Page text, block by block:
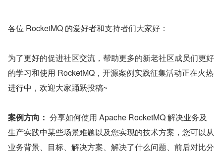
各位 RocketMQ 的爱好者和支持者们大家好：
为了更好的促进社区交流，帮助更多的新老社区成员们更好
的学习和使用 RocketMQ，开源案例实践征集活动正在火热
进行中，欢迎大家踊跃投稿~
案例方向： 分享如何使用 Apache RocketMQ 解决业务及
生产实践中某些场景难题以及您实现的技术方案，您可以从
业务背景、目标、解决方案、解决了什么问题、前后对比分